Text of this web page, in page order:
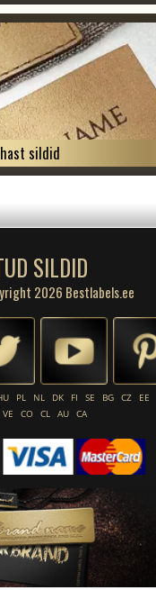
sildid
SILDID
2026 Bestlabels.ee
PL NL DK FI SE BG CZ
EE
VE CO CL AU CA